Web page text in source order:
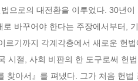
으로의 대전환을 이루었다. 30년
로 바꾸어야 한다는 주장에서부터,
르기까지 각계각층에서 새로운 헌
시절, 사회 비판의 한 도구로써 헌
찾아서』를 펴냈다. 그가 처음 헌